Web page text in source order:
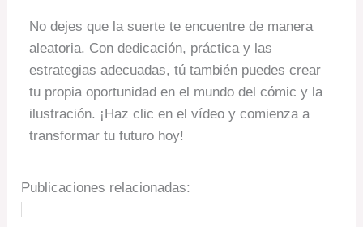
No dejes que la suerte te encuentre de manera
aleatoria. Con dedicación, práctica y las
estrategias adecuadas, tú también puedes crear
tu propia oportunidad en el mundo del cómic y la
ilustración. ¡Haz clic en el vídeo y comienza a
transformar tu futuro hoy!
Publicaciones relacionadas: